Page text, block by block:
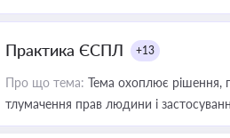
Практика ЄСПЛ +13
Про що тема: Тема охоплює рішення,
тлумачення прав людини і